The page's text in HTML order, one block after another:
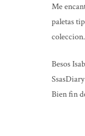
Me
paletas
coleccion.
Besos
SsasDiary
Bien fin